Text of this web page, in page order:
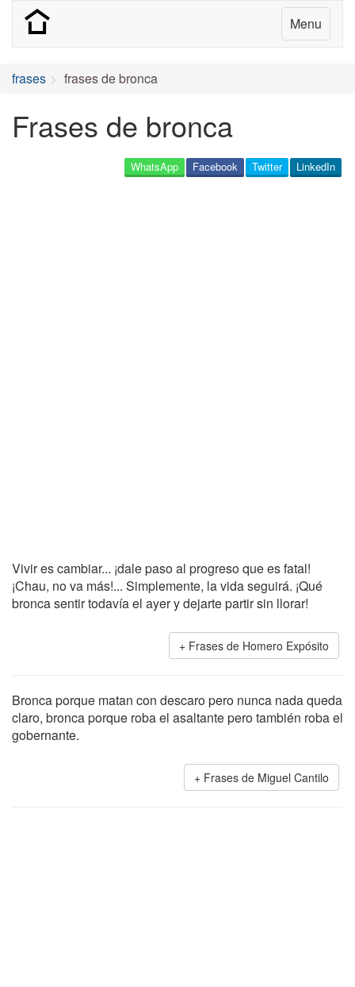
Menu
frases frases de bronca
Frases de bronca
LinkedIn
Twitter
Facebook
WhatsApp
Vivir es cambiar... ¡dale paso al progreso que es fatal!
¡Chau, no va más!... Simplemente, la vida seguirá. ¡Qué
bronca sentir todavía el ayer y dejarte partir sin llorar!
Frases de Homero Expósito
Bronca porque matan con descaro pero nunca nada queda
claro, bronca porque roba el asaltante pero también roba el
gobernante.
Frases de Miguel Cantilo